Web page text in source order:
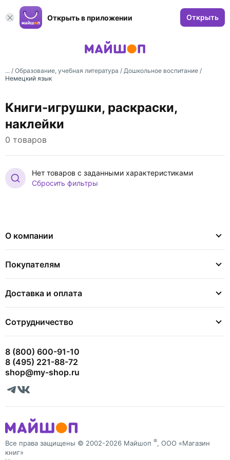
Открыть в приложении Открыть
... / Образование, учебная литература / Дошкольное воспитание /
Немецкий язык
Книги-игрушки, раскраски,
наклейки
0 товаров
Нет товаров с заданными характеристиками
Сбросить фильтры
О компании
Покупателям
Доставка и оплата
Сотрудничество
8 (800) 600-91-10
8 (495) 221-88-72
shop@my-shop.ru
Все права защищены © 2002-2026 Майшоп ®, ООО «Магазин
книг»